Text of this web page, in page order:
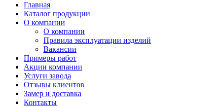
Главная
Каталог продукции
О компании
О компании
Правила эксплуатации изделий
Вакансии
Примеры работ
Акции компании
Услуги завода
Отзывы клиентов
Замер и доставка
Контакты